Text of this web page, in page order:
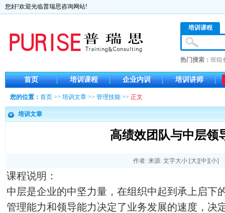
您好!欢迎光临普瑞思咨询网站!
培训课程
热门搜索： 班组
首页 培训课程 企业内训 培训讲师
您的位置： 首页 >> 培训文章 >> 管理技能 >> 正文
培训文章
高绩效团队与中层领
作者: 来源: 文字大小:[大][中][小]
课程说明：
中层是企业的中坚力量，在组织中起到承上启下
管理能力和领导能力决定了业务发展的速度，决